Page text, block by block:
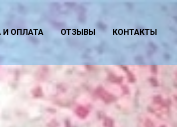
И ОПЛАТА ОТЗЫВЫ КОНТАКТЫ